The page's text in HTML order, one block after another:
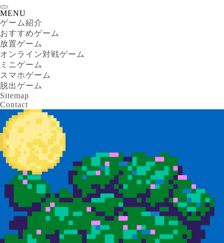
MENU
ゲーム紹介
おすすめゲーム
放置ゲーム
オンライン対戦ゲーム
ミニゲーム
スマホゲーム
脱出ゲーム
Sitemap
Contact